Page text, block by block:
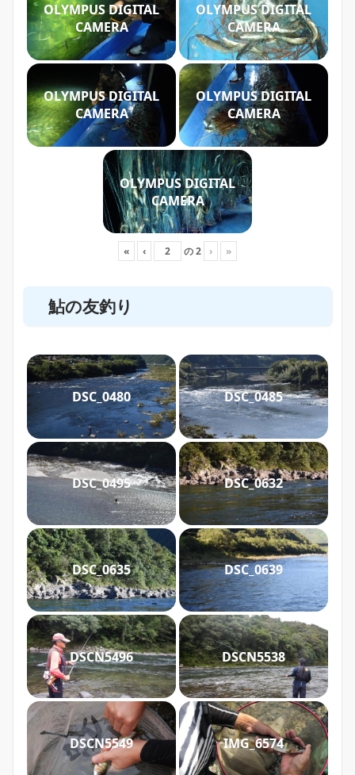
OLYMPUS DIGITAL
CAMERA
OLYMPUS DIGITAL
CAMERA
OLYMPUS DIGITAL
CAMERA
OLYMPUS DIGITAL
CAMERA
OLYMPUS DIGITAL
CAMERA
« ‹ の2 › »
鮎の友釣り
DSC_0480 DSC_0485
DSC_0495 DSC_0632
DSC_0635 DSC_0639
DSCN5496 DSCN5538
DSCN5549 IMG_6574